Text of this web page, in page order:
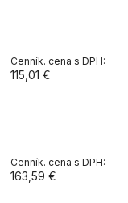
115,01 €
163,59 €